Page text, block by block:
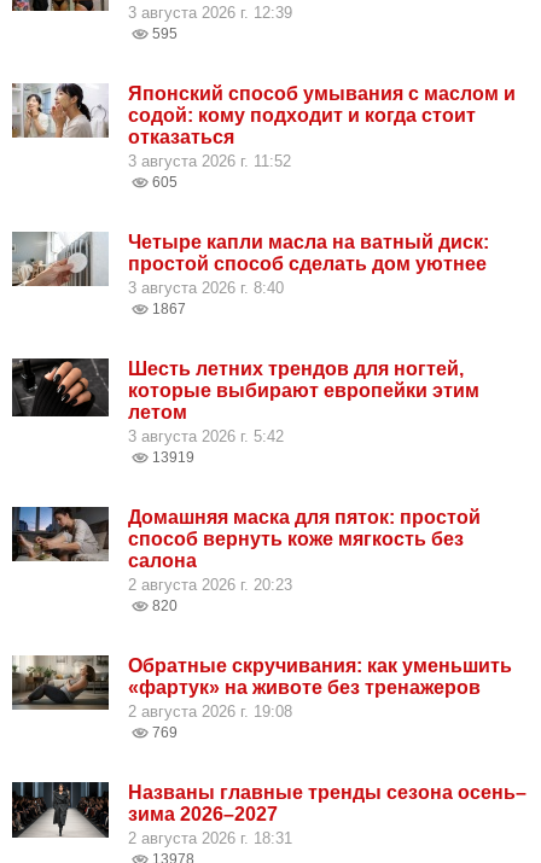
3 августа 2026 г. 12:39
595
Японский способ умывания с маслом и
содой: кому подходит и когда стоит
отказаться
3 августа 2026 г. 11:52
605
Четыре капли масла на ватный диск:
простой способ сделать дом уютнее
3 августа 2026 г. 8:40
1867
Шесть летних трендов для ногтей,
которые выбирают европейки этим
летом
3 августа 2026 г. 5:42
13919
Домашняя маска для пяток: простой
способ вернуть коже мягкость без
салона
2 августа 2026 г. 20:23
820
Обратные скручивания: как уменьшить
«фартук» на животе без тренажеров
2 августа 2026 г. 19:08
769
Названы главные тренды сезона осень–
зима 2026–2027
2 августа 2026 г. 18:31
13978